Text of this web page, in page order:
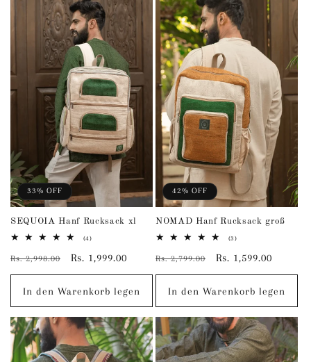
33% OFF
SEQUOIA Hanf Rucksack xl
(4)4
insgesamt
Normaler
Preis
Rs. 2,998.00 Verkaufspreis
Rs. 1,999.00
In den Warenkorb legen
42% OFF
NOMAD Hanf Rucksack groß
(3)3
insgesamt
Normaler
Preis
Rs. 2,799.00 Verkaufspreis
Rs. 1,599.00
In den Warenkorb legen